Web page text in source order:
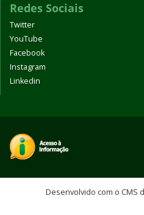
Redes Sociais
Twitter
YouTube
Facebook
Instagram
Linkedin
Desenvolvido com o CMS